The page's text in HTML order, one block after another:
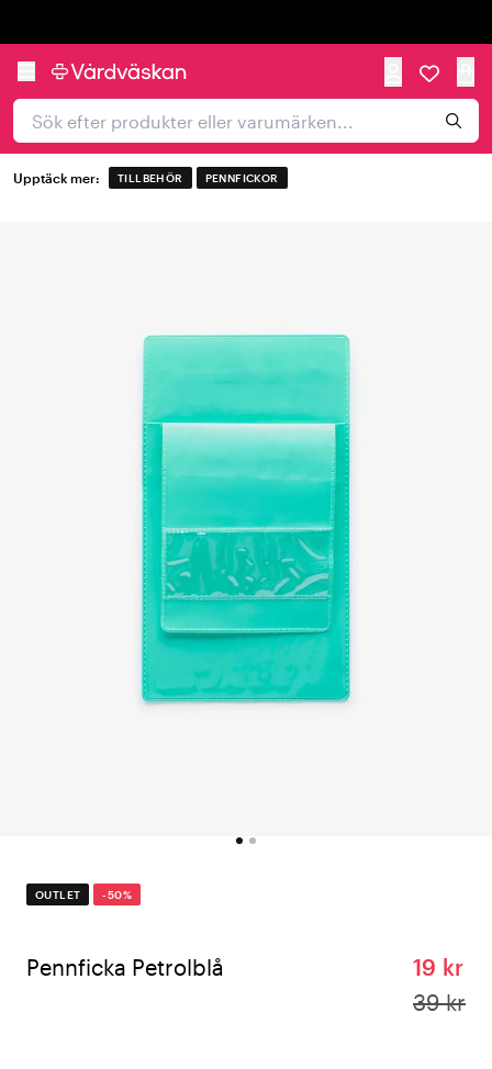
Upptäck mer: TILLBEHÖR PENNFICKOR
OUTLET -50%
Pennficka Petrolblå
19 kr
39 kr